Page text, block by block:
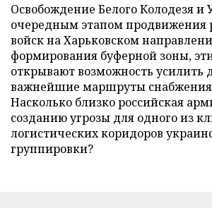
Освобождение Белого Колодезя и
очередным этапом продвижения
войск на Харьковском
формирования буферной зоны,
открывают возможность усилить
важнейшие маршруты
Насколько близко российская
созданию угрозы для одного из
логистических коридоров
группировки?